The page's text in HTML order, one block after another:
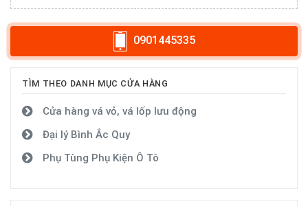
0901445335
TÌM THEO DANH MỤC CỬA HÀNG
Cửa hàng vá vỏ, vá lốp lưu động
Đại lý Bình Ắc Quy
Phụ Tùng Phụ Kiện Ô Tô